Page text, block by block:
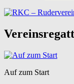
Auf zum Start